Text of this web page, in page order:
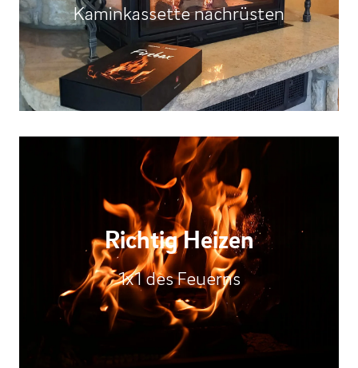
Kaminkassette nachrüsten
Richtig Heizen
1x1 des Feuerns